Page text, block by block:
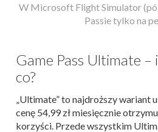
W Microsoft Flight Simulator
Passie tylko na
Game Pass Ultimate –
co?
„Ultimate” to najdroższy wariant
cenę 54,99 zł miesięcznie
korzyści. Przede wszystkim